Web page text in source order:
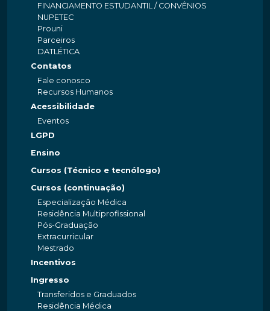
FINANCIAMENTO ESTUDANTIL / CONVÊNIOS
NUPETEC
Prouni
Parceiros
DATLÉTICA
Contatos
Fale conosco
Recursos Humanos
Acessibilidade
Eventos
LGPD
Ensino
Cursos (Técnico e tecnólogo)
Cursos (continuação)
Especialização Médica
Residência Multiprofissional
Pós-Graduação
Extracurricular
Mestrado
Incentivos
Ingresso
Transferidos e Graduados
Residência Médica